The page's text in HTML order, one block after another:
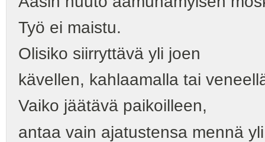
Työ ei maistu.
Olisiko siirryttävä yli joen
kävellen, kahlaamalla tai
Vaiko jäätävä paikoilleen,
antaa vain ajatustensa mennä yli